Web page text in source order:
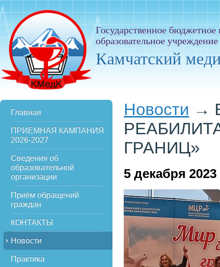
Государственное
образовательное
Камчатский
Главная
ПРИЕМНАЯ КАМПАНИЯ
2026-2027
Сведения об
образовательной
организации
Приём обращений
граждан
КОНТАКТЫ
Новости
Практика
Новости →
ГРАНИЦ»
5 декабря 2023